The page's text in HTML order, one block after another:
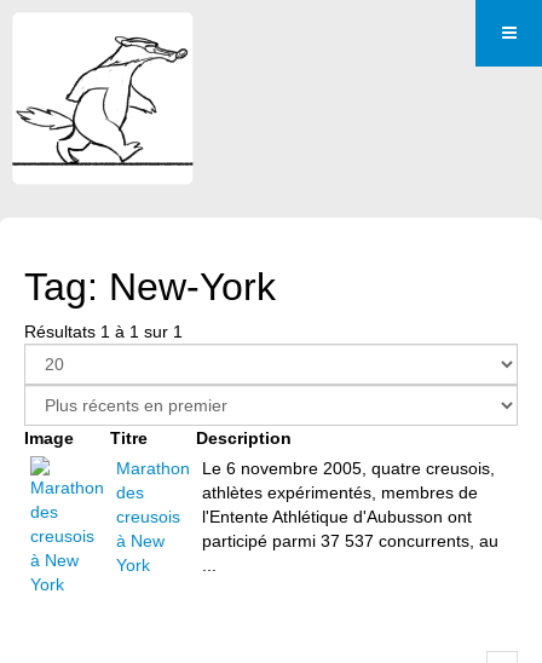
Tag: New-York
Résultats 1 à 1 sur 1
Image Titre
Description
Marathon
des
creusois
à New
York
Le 6 novembre 2005, quatre creusois,
athlètes expérimentés, membres de
l'Entente Athlétique d'Aubusson ont
participé parmi 37 537 concurrents, au